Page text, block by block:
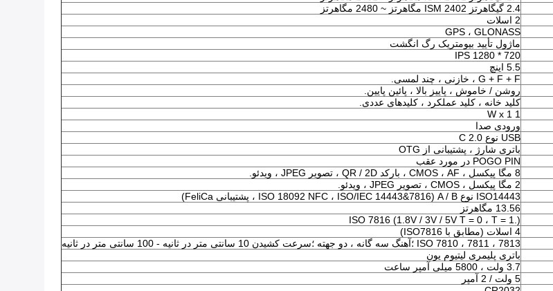
2.4 گیگاهرتز ISM 2402 مگاهرتز ~ 2480 مگاهرتز
2 اسلات
GPS ، GLONASS
ماژول تأیید بیومتریک رگ انگشت
720 * 1280 IPS
5.5 اینچ
G + F + F ، خازنی ، چند لمسی.
روشن / خاموش ، پاییز بالا ، پائین پایین.
کلید خانه ، کلید عملکرد ، کلیدهای عددی.
1 W x 1
ورودی صدا
USB نوع C 2.0
باتری شارژ ، پشتیبانی از OTG
POGO PIN در مورد عقب
8 مگا پیکسل ، CMOS ، AF ، بارکد QR / 2D ، تصویر JPEG ، ویدئو.
2 مگا پیکسل ، CMOS ، تصویر JPEG ، ویدئو.
ISO14443 نوع A / B (ISO 18092 NFC ، ISO/IEC 14443&7816 ، پشتیبانی FeliCa)
13.56 مگاهرتز
ISO 7816 (1.8V / 3V / 5V T = 0 ، T = 1.)
4 اسلات (مطابق با ISO7816)
ISO 7810 ، 7811 ، 7813 ؛آهنگ سه گانه ، دو جهته ؛سرعت کشیدن 10 سانتی متر در ثانیه - 100 سانتی متر در ثانیه
باتری پلیمری لیتیوم یون
3.7 ولت ، 5800 میلی آمپر ساعت
5 ولت / 2 آمپر